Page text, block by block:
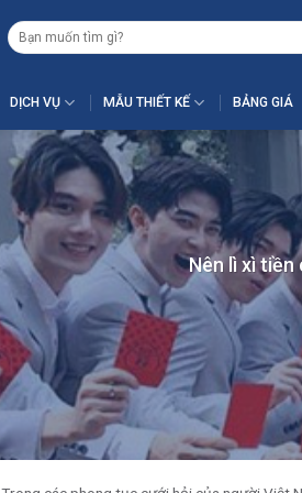
Tìm
kiếm:
DỊCH VỤ MẪU THIẾT KẾ BẢNG GIÁ
Nên lì xì tiền